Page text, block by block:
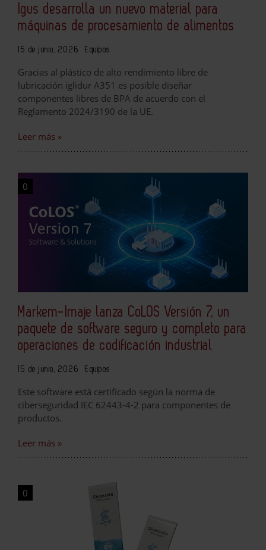
Igus desarrolla un nuevo material para
máquinas de procesamiento de alimentos
15 de junio, 2026 Equipos
Gracias al plástico de alto rendimiento libre de
lubricación iglidur A351 es posible diseñar
componentes libres de BPA de acuerdo con el
Reglamento 2024/3190 de la UE.
Leer más »
0
Markem-Imaje lanza CoLOS Versión 7, un
paquete de software seguro y completo para
operaciones de codificación industrial
15 de junio, 2026 Equipos
Este software está certificado según la norma de
ciberseguridad IEC 62443-4-2 para componentes de
productos.
Leer más »
0